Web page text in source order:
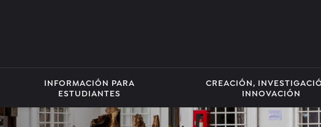
INFORMACIÓN PARA
ESTUDIANTES
CREACIÓN,
INNOVACIÓN